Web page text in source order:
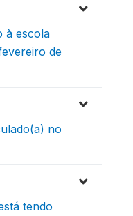
à escola
de
no
tendo